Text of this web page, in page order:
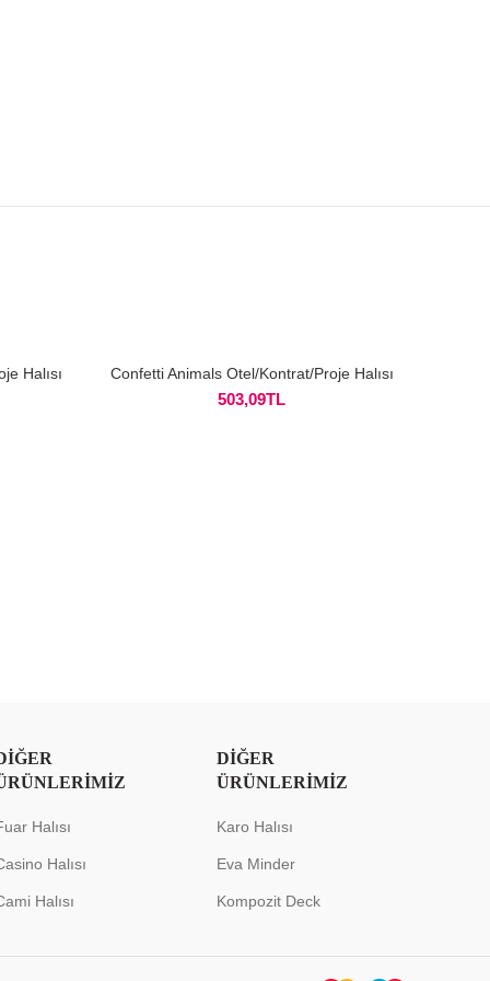
Halısı Confetti Animals Otel/Kontrat/Proje Halısı
503,09TL
Halısı
Halısı
Halısı
DIĞER
ÜRÜNLERIMIZ
Karo Halısı
Eva Minder
Kompozit Deck